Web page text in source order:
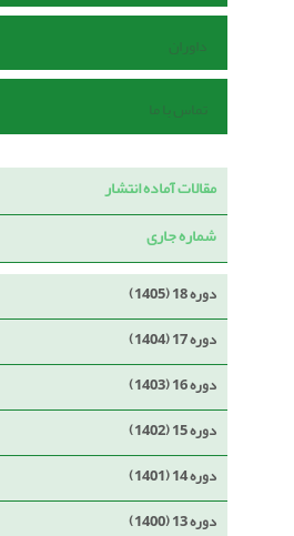
داوران
تماس با ما
مقالات آماده انتشار
شماره جاری
دوره 18 (1405)
دوره 17 (1404)
دوره 16 (1403)
دوره 15 (1402)
دوره 14 (1401)
دوره 13 (1400)